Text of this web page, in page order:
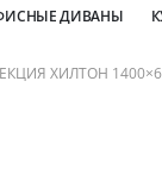
ДИВАНЫ
ХИЛТОН